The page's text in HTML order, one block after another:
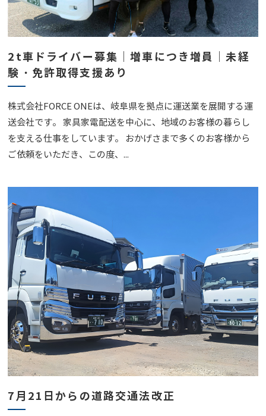
2t車ドライバー募集｜増車につき増員｜未経
験・免許取得支援あり
株式会社FORCE ONEは、岐阜県を拠点に運送業を展開する運
送会社です。 家具家電配送を中心に、地域のお客様の暮らし
を支える仕事をしています。 おかげさまで多くのお客様から
ご依頼をいただき、この度、...
7月21日からの道路交通法改正